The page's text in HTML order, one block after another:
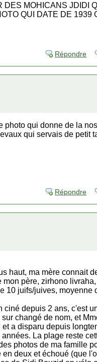
MOHICANS JDIDI
QUI DATE DE
Répondre
qui donne de la
qui servais de petit
Répondre
haut, ma mère connait
père, zirhono
juifs/juives, moyenne
depuis 2 ans, c'est
changé de nom, et
a disparu depuis
La plage reste
photos de ma famille
deux et échoué (que